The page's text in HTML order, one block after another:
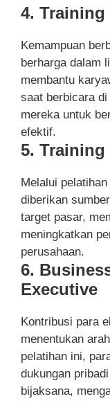
4.
Kemampuan
berharga dalam
membantu
saat berbicara
mereka untuk
efektif.
5. Training
Melalui
diberikan
target pasar,
meningkatkan
perusahaan.
6.
Executive
Kontribusi para
menentukan
pelatihan ini,
dukungan
bijaksana,